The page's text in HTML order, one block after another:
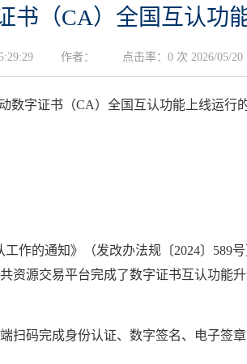
书（CA）全国互认功
作者： 点击率：0 次 2026/05/20
数字证书（CA）全国互认功能上线运行
作的通知》（发改办法规〔2024〕589
资源交易平台完成了数字证书互认功能
扫码完成身份认证、数字签名、电子签